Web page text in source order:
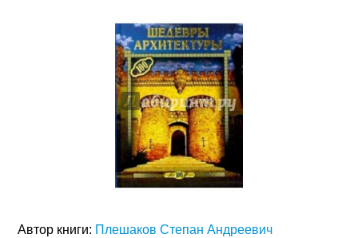
Автор книги: Плешаков Степан Андреевич